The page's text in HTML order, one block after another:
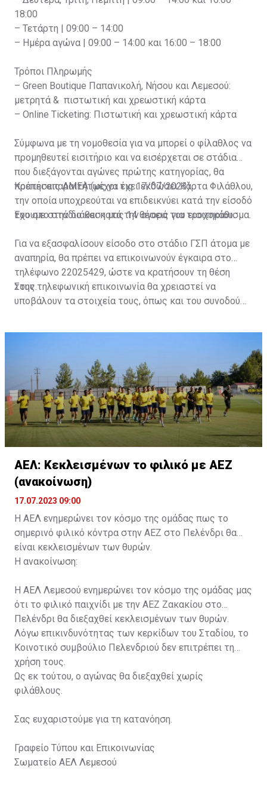
18:00
– Τετάρτη | 09:00 – 14:00
– Ημέρα αγώνα | 09:00 – 14:00 και 16:00 – 18:00
Τρόποι Πληρωμής
– Green Boutique Παπανικολή, Νήσου και Λεμεσού:
μετρητά & πιστωτική και χρεωστική κάρτα
– Online Ticketing: Πιστωτική και χρεωστική κάρτα
Σύμφωνα με τη νομοθεσία για να μπορεί ο φίλαθλος να
προμηθευτεί εισιτήριο και να εισέρχεται σε στάδια
που διεξάγονται αγώνες πρώτης κατηγορίας, θα
πρέπει απαραιτήτως να έχει εκδώσει Κάρτα Φιλάθλου,
την οποία υποχρεούται να επιδεικνύει κατά την είσοδό
του στο στάδιο και κατά την αγορά του εισιτηρίου.
Κρατήσεις ΑΜΕΑ (μέχρι τις 17/07/2023)
Έχουμε στην διάθεση μας 14 θέσεις για τροχοκάθισμα.
Για να εξασφαλίσουν είσοδο στο στάδιο ΓΣΠ άτομα με
αναπηρία, θα πρέπει να επικοινωνούν έγκαιρα στο
τηλέφωνο 22025429, ώστε να κρατήσουν τη θέση
τους.
Στην τηλεφωνική επικοινωνία θα χρειαστεί να
υποβάλουν τα στοιχεία τους, όπως και του συνοδού
ονοματεπώνυμο, αριθμός πινακίδας αυτοκινήτου,
ΑΕΛ: Κεκλεισμένων το φιλικό με ΑΕΖ
(ανακοίνωση)
17.07.2023 09:00
Η ΑΕΛ ενημερώνει τον κόσμο της ομάδας πως το
σημερινό φιλικό κόντρα στην ΑΕΖ στο Πελένδρι θα
είναι κεκλεισμένων των θυρών.
Η ανακοίνωση:
Η ΑΕΛ Λεμεσού ενημερώνει τον κόσμο της ομάδας μας
ότι το φιλικό παιχνίδι με την ΑΕΖ Ζακακίου στο
Πελένδρι θα διεξαχθεί κεκλεισμένων των θυρών.
Λόγω επικινδυνότητας των κερκίδων του Σταδίου, το
Κοινοτικό συμβούλιο Πελενδριού δεν επιτρέπει τη
χρήση τους.
Ως εκ τούτου, ο αγώνας θα διεξαχθεί χωρίς
φιλάθλους.
Σας ευχαριστούμε για τη κατανόηση.
Γραφείο Τύπου και Επικοινωνίας
Σωματείο ΑΕΛ Λεμεσού